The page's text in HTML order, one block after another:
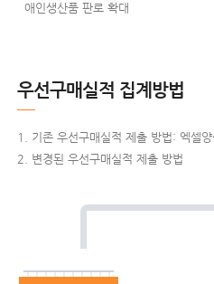
애인생산품 판로 확대
우선구매실적 집계방법
기존 우선구매실적 제출 방법: 엑셀
변경된 우선구매실적 제출 방법